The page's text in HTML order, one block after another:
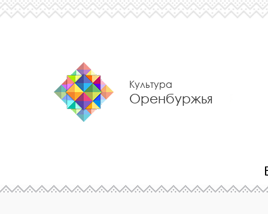
Культура
Оренбуржья